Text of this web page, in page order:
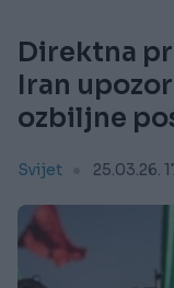
Direktna
Iran
ozbiljne
Svijet 25.03.26.